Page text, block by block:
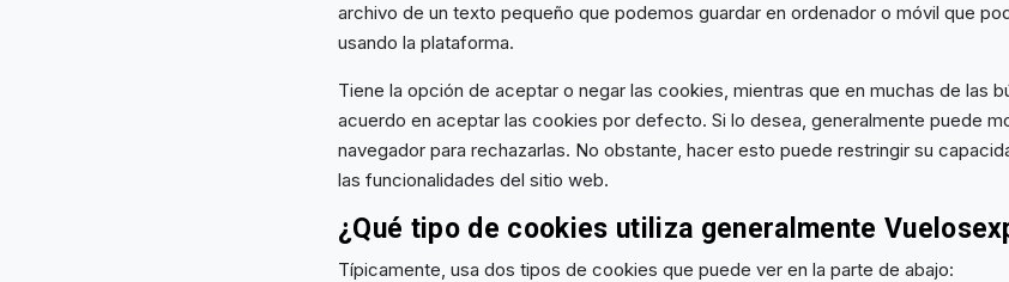
archivo de un texto pequeño que podemos guardar en ordenador o móvil que
usando la plataforma.
Tiene la opción de aceptar o negar las cookies, mientras que en muchas de las
acuerdo en aceptar las cookies por defecto. Si lo desea, generalmente puede
navegador para rechazarlas. No obstante, hacer esto puede restringir su
las funcionalidades del sitio web.
¿Qué tipo de cookies utiliza generalmente
Típicamente, usa dos tipos de cookies que puede ver en la parte de abajo: